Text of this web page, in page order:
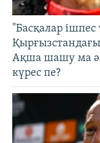
"Басқалар ішпес
Ақша шашу ма
күрес пе?